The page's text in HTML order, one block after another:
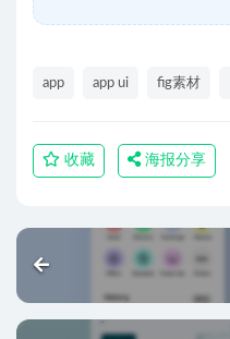
app app ui fig素材
收藏 海报分享